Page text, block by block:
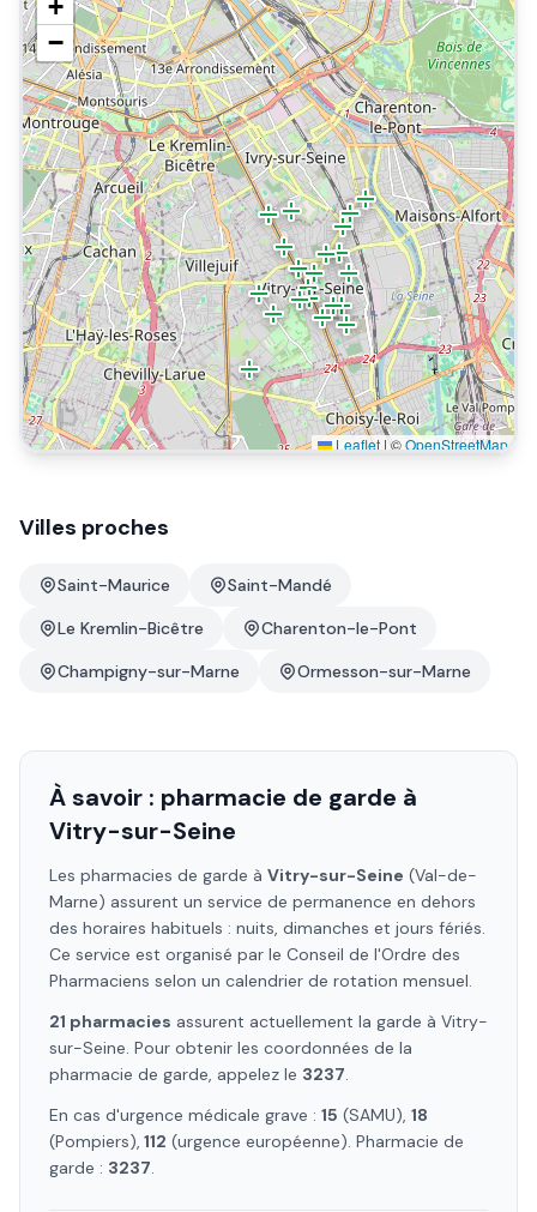
+
−
Leaflet | ©OpenStreetMap
Villes proches
Saint-Maurice
Saint-Mandé
Le Kremlin-Bicêtre
Charenton-le-Pont
Champigny-sur-Marne
Ormesson-sur-Marne
À savoir : pharmacie de garde à
Vitry-sur-Seine
Les pharmacies de garde à Vitry-sur-Seine (Val-de-
Marne) assurent un service de permanence en dehors
des horaires habituels : nuits, dimanches et jours fériés.
Ce service est organisé par le Conseil de l'Ordre des
Pharmaciens selon un calendrier de rotation mensuel.
21 pharmacies assurent actuellement la garde à Vitry-
sur-Seine. Pour obtenir les coordonnées de la
pharmacie de garde, appelez le 3237.
En cas d'urgence médicale grave : 15 (SAMU), 18
(Pompiers), 112 (urgence européenne). Pharmacie de
garde : 3237.